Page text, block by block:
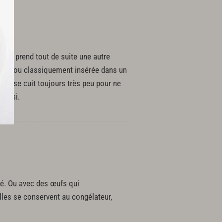
prend tout de suite une autre
ou classiquement insérée dans un
et se cuit toujours très peu pour ne
Ou avec des œufs qui
se conservent au congélateur,